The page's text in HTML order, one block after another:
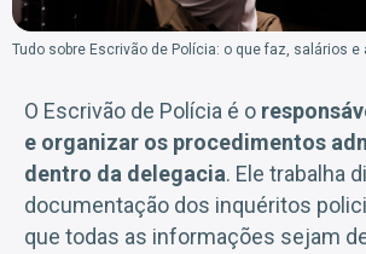
Tudo sobre Escrivão de Polícia: o que faz, salários e
O Escrivão de Polícia é o
e organizar os procedimentos
dentro da delegacia. Ele trabalha
documentação dos inquéritos
que todas as informações sejam